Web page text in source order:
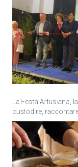
La Festa Artusiana,
custodire,